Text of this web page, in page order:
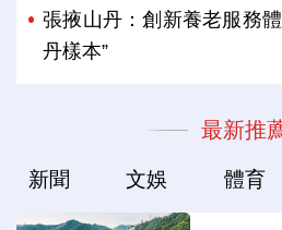
張掖山丹：創新養老服務
丹樣本”
最新推
新聞 文娛 體育